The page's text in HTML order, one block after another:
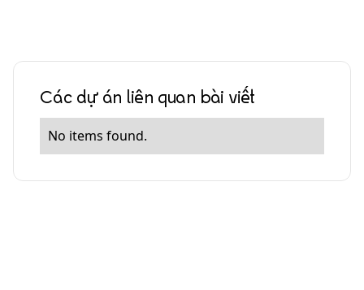
Các dự án liên quan bài viết
No items found.